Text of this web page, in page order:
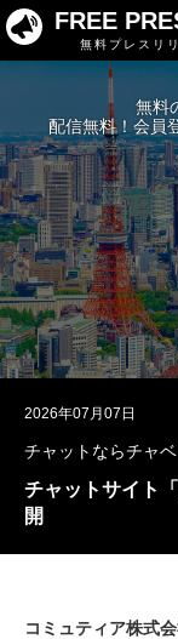
FREE
無料プレスリ
無料
配信無料！会員
2026年07月07日
チャットならチャ
チャットサイト
開
コミュティア株式